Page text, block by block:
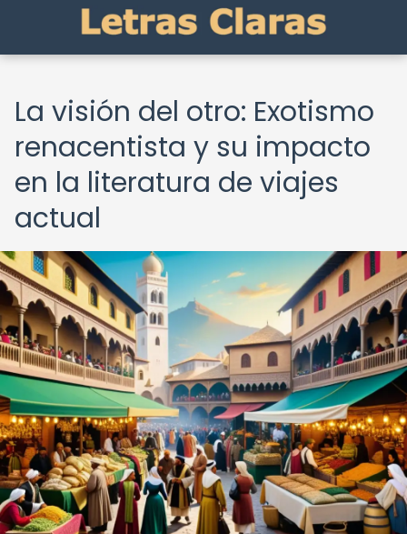
La visión del otro: Exotismo
renacentista y su impacto
en la literatura de viajes
actual